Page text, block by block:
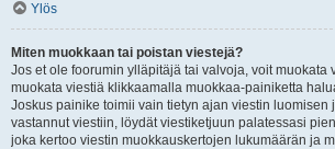
Ylös
Miten muokkaan tai poistan viestejä?
Jos et ole foorumin ylläpitäjä tai valvoja, voit muokata
muokata viestiä klikkaamalla muokkaa-painiketta
Joskus painike toimii vain tietyn ajan viestin luomisen
vastannut viestiin, löydät viestiketjuun palatessasi
joka kertoo viestin muokkauskertojen lukumäärän ja